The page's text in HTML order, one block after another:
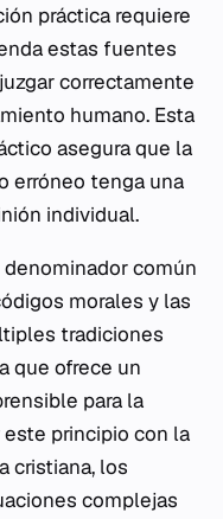
práctica requiere
estas fuentes
correctamente
humano. Esta
asegura que la
erróneo tenga una
individual.
común
morales y las
tradiciones
que ofrece un
para la
principio con la
cristiana, los
complejas